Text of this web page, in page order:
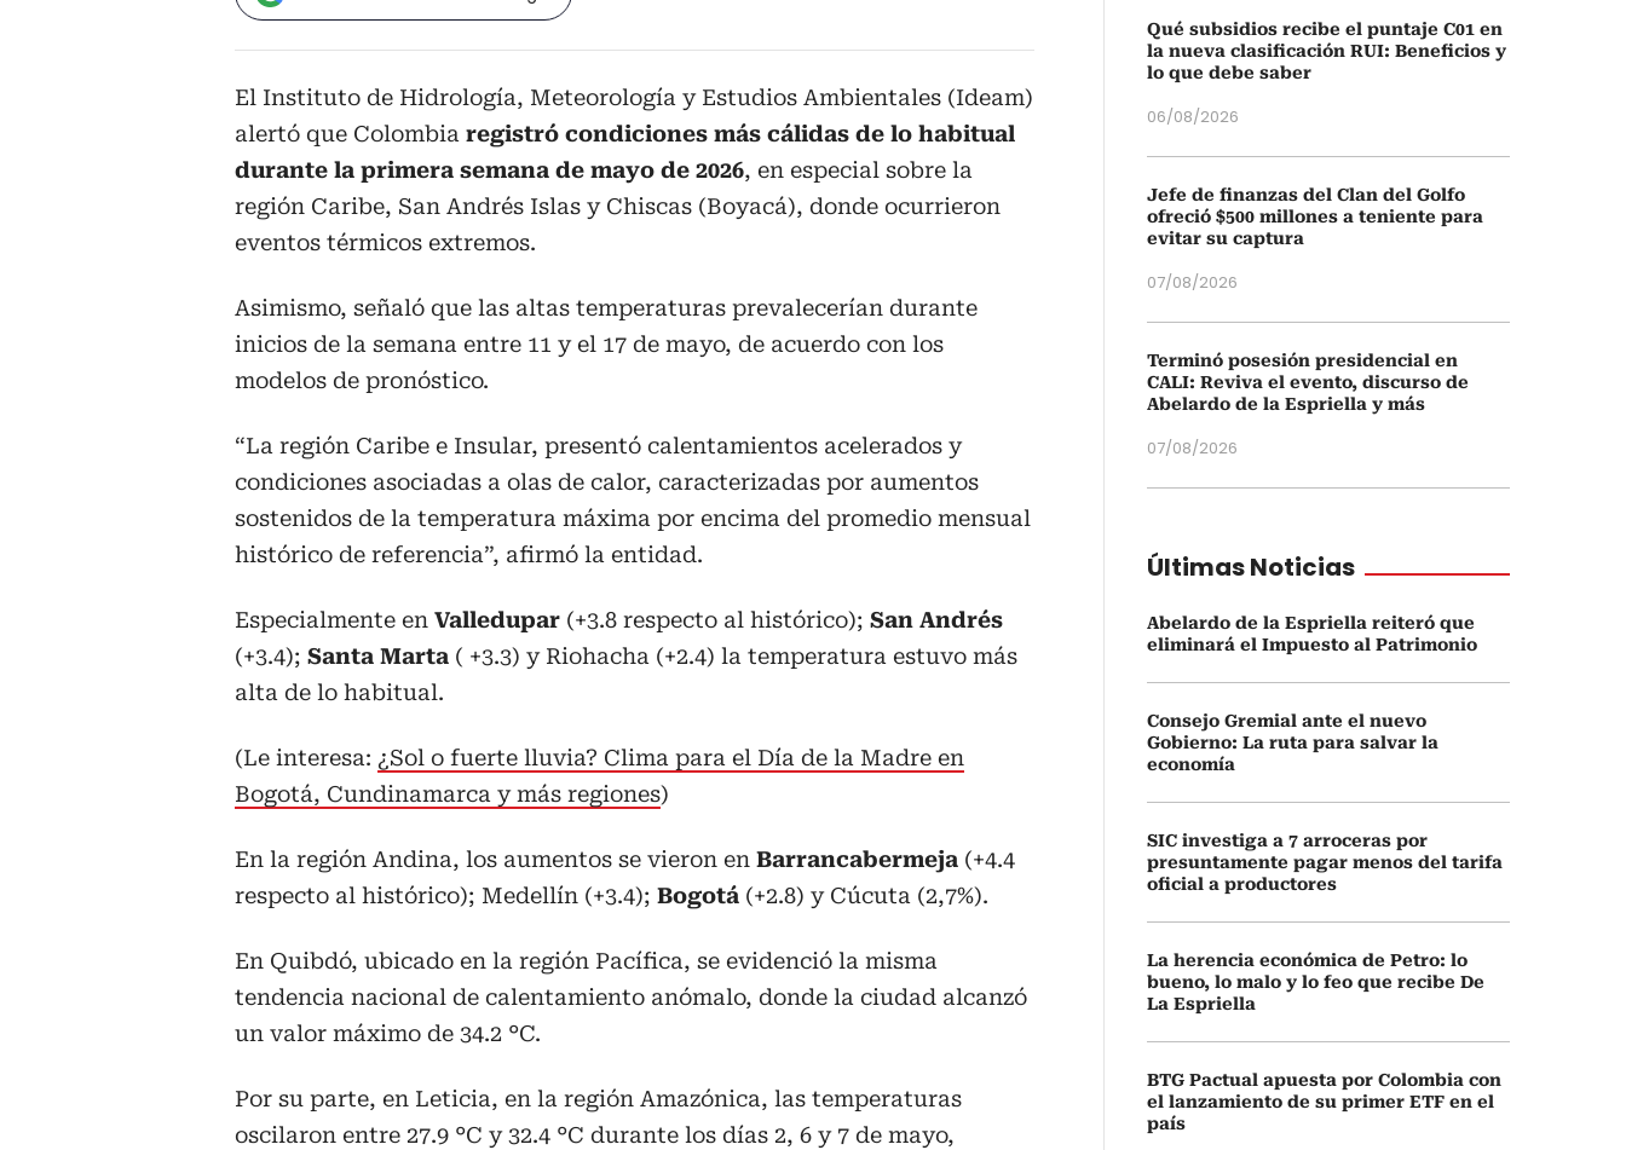
El Instituto de Hidrología, Meteorología y Estudios Ambientales (Ideam)
alertó que Colombia registró condiciones más cálidas de lo habitual
durante la primera semana de mayo de 2026, en especial sobre la
región Caribe, San Andrés Islas y Chiscas (Boyacá), donde ocurrieron
eventos térmicos extremos.
Asimismo, señaló que las altas temperaturas prevalecerían durante
inicios de la semana entre 11 y el 17 de mayo, de acuerdo con los
modelos de pronóstico.
“La región Caribe e Insular, presentó calentamientos acelerados y
condiciones asociadas a olas de calor, caracterizadas por aumentos
sostenidos de la temperatura máxima por encima del promedio mensual
histórico de referencia”, afirmó la entidad.
Especialmente en Valledupar (+3.8 respecto al histórico); San Andrés
(+3.4); Santa Marta ( +3.3) y Riohacha (+2.4) la temperatura estuvo más
alta de lo habitual.
(Le interesa: ¿Sol o fuerte lluvia? Clima para el Día de la Madre en
Bogotá, Cundinamarca y más regiones)
En la región Andina, los aumentos se vieron en Barrancabermeja (+4.4
respecto al histórico); Medellín (+3.4); Bogotá (+2.8) y Cúcuta (2,7%).
En Quibdó, ubicado en la región Pacífica, se evidenció la misma
tendencia nacional de calentamiento anómalo, donde la ciudad alcanzó
un valor máximo de 34.2 °C.
Por su parte, en Leticia, en la región Amazónica, las temperaturas
oscilaron entre 27.9 °C y 32.4 °C durante los días 2, 6 y 7 de mayo,
Qué subsidios recibe el puntaje C01 en
la nueva clasificación RUI: Beneficios y
lo que debe saber
06/08/2026
Jefe de finanzas del Clan del Golfo
ofreció $500 millones a teniente para
evitar su captura
07/08/2026
Terminó posesión presidencial en
CALI: Reviva el evento, discurso de
Abelardo de la Espriella y más
07/08/2026
Últimas Noticias
Abelardo de la Espriella reiteró que
eliminará el Impuesto al Patrimonio
Consejo Gremial ante el nuevo
Gobierno: La ruta para salvar la
economía
SIC investiga a 7 arroceras por
presuntamente pagar menos del tarifa
oficial a productores
La herencia económica de Petro: lo
bueno, lo malo y lo feo que recibe De
La Espriella
BTG Pactual apuesta por Colombia con
el lanzamiento de su primer ETF en el
país